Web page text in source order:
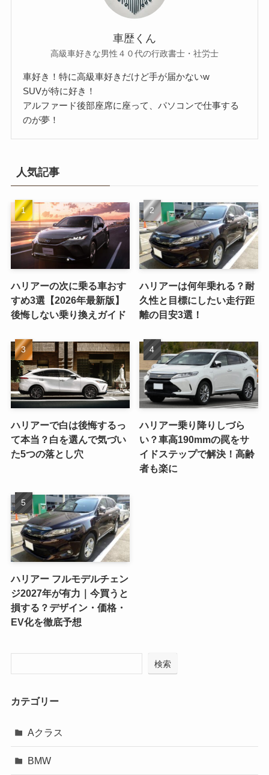
車歴くん
高級車好きな男性４０代の行政書士・社労士
車好き！特に高級車好きだけど手が届かないw
SUVが特に好き！
アルファード後部座席に座って、パソコンで仕事する
のが夢！
人気記事
ハリアーの次に乗る車おす
すめ3選【2026年最新版】
後悔しない乗り換えガイド
ハリアーは何年乗れる？耐
久性と目標にしたい走行距
離の目安3選！
ハリアーで白は後悔するっ
て本当？白を選んで気づい
た5つの落とし穴
ハリアー乗り降りしづら
い？車高190mmの罠をサ
イドステップで解決！高齢
者も楽に
ハリアー フルモデルチェン
ジ2027年が有力｜今買うと
損する？デザイン・価格・
EV化を徹底予想
検索
カテゴリー
Aクラス
BMW